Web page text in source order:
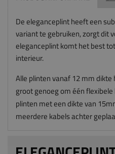
De eleganceplint heeft een
variant te gebruiken, zorgt dit
eleganceplint komt het best
interieur.
Alle plinten vanaf 12 mm
groot genoeg om één
plinten met een dikte van
meerdere kabels achter